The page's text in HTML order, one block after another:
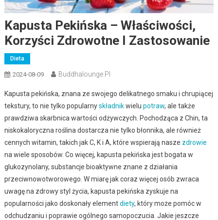
Kapusta Pekińska – Właściwości,
Korzyści Zdrowotne I Zastosowanie
Dieta
2024-08-09 Buddhalounge.pl
Kapusta pekińska, znana ze swojego delikatnego smaku i chrupiącej
tekstury, to nie tylko popularnyskładnikwielu potraw, ale także
prawdziwa skarbnica wartości odżywczych. Pochodząca z Chin, ta
niskokaloryczna roślina dostarcza nie tylko błonnika, ale również
cennych witamin, takich jak C, K i A, które wspierają nasze zdrowie
na wiele sposobów. Co więcej, kapusta pekińska jest bogata w
glukozynolany, substancje bioaktywne znane z działania
przeciwnowotworowego. W miarę jak coraz więcej osób zwraca
uwagę na zdrowy styl życia, kapusta pekińska zyskuje na
popularności jako doskonały elementdiety, który może pomóc w
odchudzaniu i poprawie ogólnego samopoczucia. Jakie jeszcze